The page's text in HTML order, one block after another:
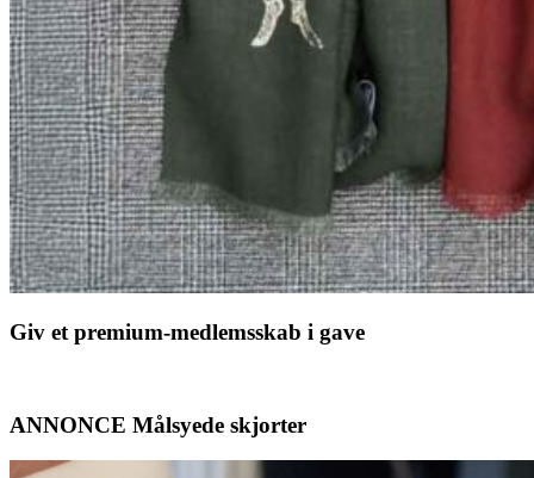
Giv et premium-medlemsskab i gave
ANNONCE Målsyede skjorter